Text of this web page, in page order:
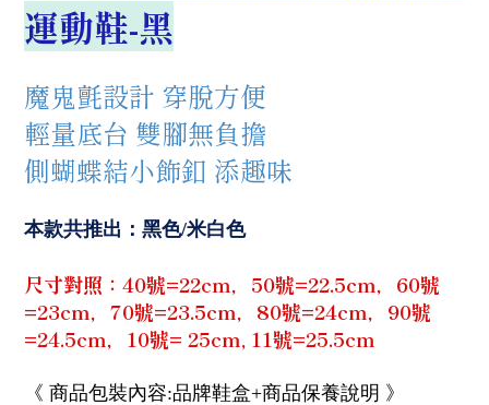
運動鞋-黑
魔鬼氈設計 穿脫方便
輕量底台 雙腳無負擔
側蝴蝶結小飾釦 添趣味
本款共推出：黑色/米白色
尺寸對照：40號=22cm，50號=22.5cm，60號
=23cm，70號=23.5cm，80號=24cm，90號
=24.5cm，10號= 25cm, 11號=25.5cm
《 商品包裝內容:品牌鞋盒+商品保養說明 》